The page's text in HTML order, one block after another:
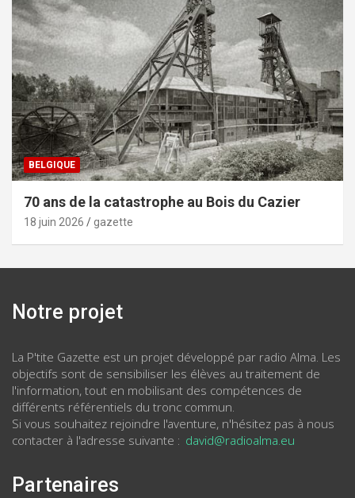
BELGIQUE
70 ans de la catastrophe au Bois du Cazier
18 juin 2026 gazette
Notre projet
La P'tite Gazette est un projet développé par radio Alma. Les
objectifs sont de sensibiliser les élèves au traitement de
l'information, tout en mobilisant des compétences de
différents référentiels du tronc commun.
Si vous souhaitez rejoindre l'aventure, n'hésitez pas à nous
contacter à l'adresse suivante : david@radioalma.eu
Partenaires